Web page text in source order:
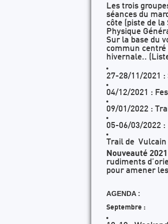
Les trois
séances du
côte (piste de la
Physique
Sur la base du
commun
hivernale..
27-28/11/2021
04/12/2021 :
09/01/2022 :
05-06/03/2022 :
Trail de Vulcain
Nouveauté 2021
rudiments
pour amener
AGENDA :
Septembre :